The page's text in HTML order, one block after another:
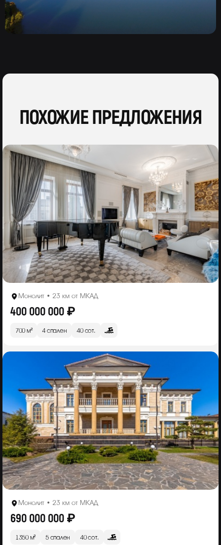
ПОХОЖИЕ ПРЕДЛОЖЕНИЯ
Монолит • 23 км от МКАД
400 000 000 ₽
700 м² 4 спален 40 сот.
Монолит • 23 км от МКАД
690 000 000 ₽
1350 м² 5 спален 40 сот.